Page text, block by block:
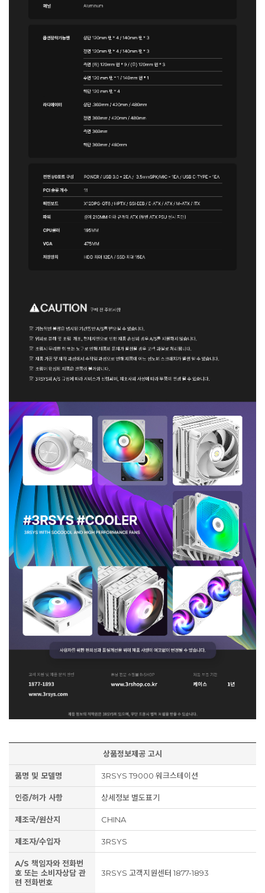
상품정보제공 고시
품명 및 모델명 3RSYS T9000 워크스테이션
인증/허가 사항 상세정보 별도표기
제조국/원산지 CHINA
제조자/수입자 3RSYS
A/S 책임자와 전화번
호 또는 소비자상담 관
련 전화번호
3RSYS 고객지원센터 1877-1893